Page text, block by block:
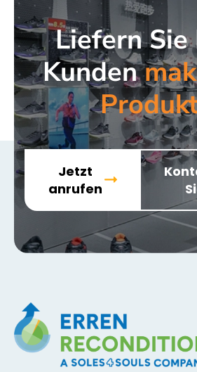
Liefern Sie
Kunden
Jetzt
anrufen